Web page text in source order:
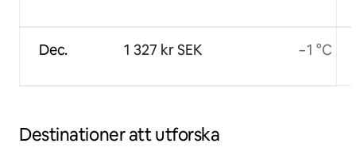
Dec. 1 327 kr SEK −1 °C
Destinationer att utforska